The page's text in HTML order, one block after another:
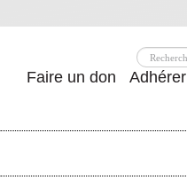
Faire un don Adhérer